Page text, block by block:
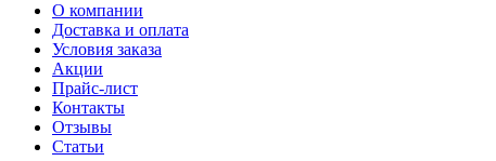
О компании
Доставка и оплата
Условия заказа
Акции
Прайс-лист
Контакты
Отзывы
Статьи